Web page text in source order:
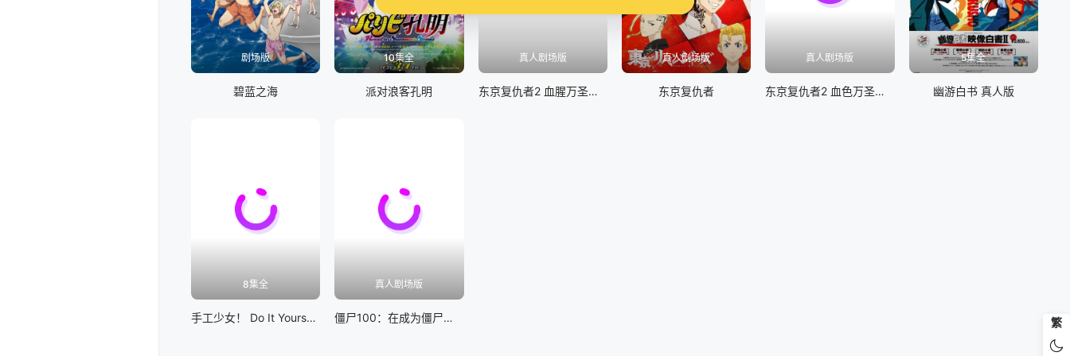
剧场版
碧蓝之海
10集全
派对浪客孔明
真人剧场版
东京复仇者2 血腥万圣节篇-决战-
真人剧场版
东京复仇者
真人剧场版
东京复仇者2 血色万圣节篇-命运-
5集全
幽游白书 真人版
8集全
手工少女！ Do It Yourself!! 真人版
真人剧场版
僵尸100：在成为僵尸前要做的100件事 真人版 繁